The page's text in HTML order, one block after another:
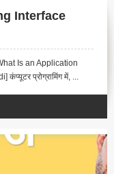
Interface
Is an Application
प्रोग्रामिंग में, ...